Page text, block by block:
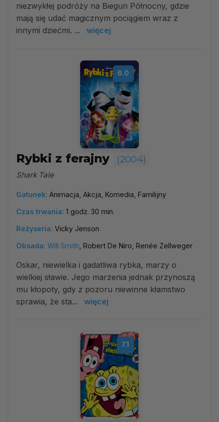
niezwykłej podróży na Biegun Północny, gdzie
mają się udać magicznym pociągiem wraz z
innymi dziećmi. ...
więcej
6.0
Rybki z ferajny (2004)
Shark Tale
Gatunek: Animacja, Akcja, Komedia, Familijny
Czas trwania: 1 godz. 30 min.
Reżyseria: Vicky Jenson
Obsada: Will Smith , Robert De Niro, Renée Zellweger
Oskar, niewielka i gadatliwa rybka, marzy o
wielkiej sławie. Jego marzenia jednak przynoszą
mu kłopoty, gdy z pozoru niewinne kłamstwo
sprawia, że sta...
więcej
7.1